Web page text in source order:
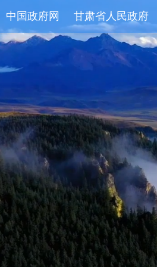
中国政府网 甘肃省人民政府